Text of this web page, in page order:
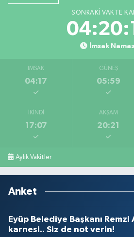
SONRAKI VAKTE
İmsak
İMSAK
04:17
GÜNEŞ
05:59
İKINDI
17:07
AKŞAM
20:21
Aylık Vakitler
Anket
Eyüp Belediye Başkanı Remzi
karnesi.. Siz de not verin!